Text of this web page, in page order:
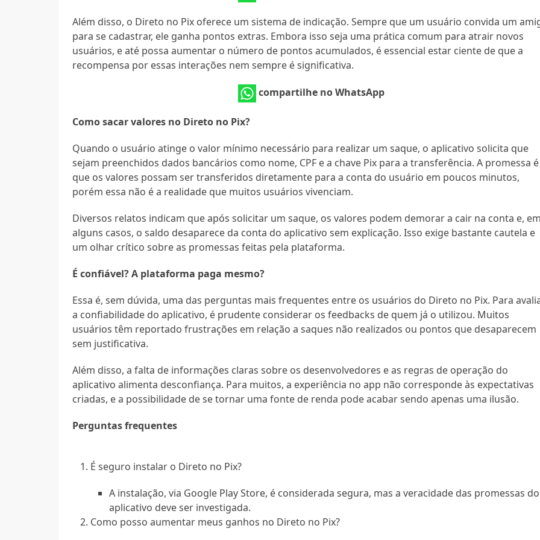
Além disso, o Direto no Pix oferece um sistema de indicação. Sempre que um usuário convida um
para se cadastrar, ele ganha pontos extras. Embora isso seja uma prática comum para atrair novos
usuários, e até possa aumentar o número de pontos acumulados, é essencial estar ciente de que a
recompensa por essas interações nem sempre é significativa.
compartilhe no WhatsApp
Como sacar valores no Direto no Pix?
Quando o usuário atinge o valor mínimo necessário para realizar um saque, o aplicativo solicita que
sejam preenchidos dados bancários como nome, CPF e a chave Pix para a transferência. A promessa é
que os valores possam ser transferidos diretamente para a conta do usuário em poucos minutos,
porém essa não é a realidade que muitos usuários vivenciam.
Diversos relatos indicam que após solicitar um saque, os valores podem demorar a cair na conta e,
alguns casos, o saldo desaparece da conta do aplicativo sem explicação. Isso exige bastante cautela e
um olhar crítico sobre as promessas feitas pela plataforma.
É confiável? A plataforma paga mesmo?
Essa é, sem dúvida, uma das perguntas mais frequentes entre os usuários do Direto no Pix. Para
a confiabilidade do aplicativo, é prudente considerar os feedbacks de quem já o utilizou. Muitos
usuários têm reportado frustrações em relação a saques não realizados ou pontos que desaparecem
sem justificativa.
Além disso, a falta de informações claras sobre os desenvolvedores e as regras de operação do
aplicativo alimenta desconfiança. Para muitos, a experiência no app não corresponde às expectativas
criadas, e a possibilidade de se tornar uma fonte de renda pode acabar sendo apenas uma ilusão.
Perguntas frequentes
É seguro instalar o Direto no Pix?
A instalação, via Google Play Store, é considerada segura, mas a veracidade das promessas do
aplicativo deve ser investigada.
Como posso aumentar meus ganhos no Direto no Pix?